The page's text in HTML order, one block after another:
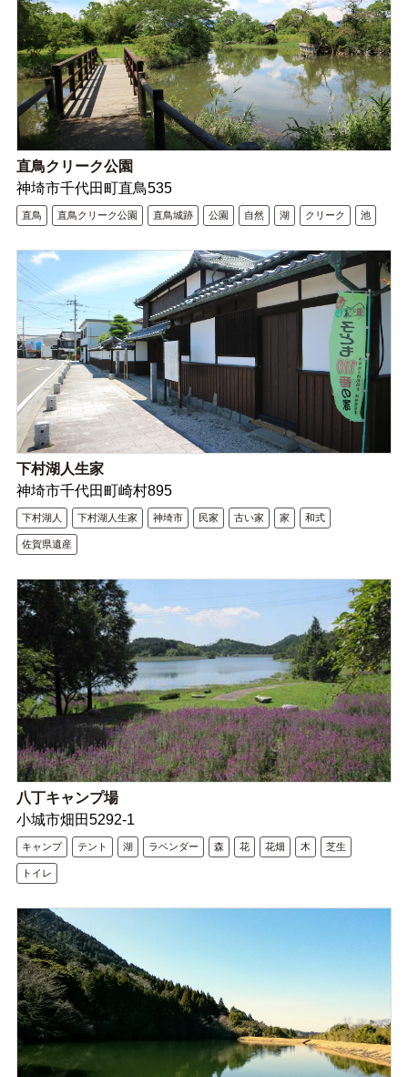
直鳥クリーク公園
神埼市千代田町直鳥535
直鳥 直鳥クリーク公園 直鳥城跡 公園 自然 湖 クリーク 池
下村湖人生家
神埼市千代田町崎村895
下村湖人 下村湖人生家 神埼市 民家 古い家 家 和式
佐賀県遺産
八丁キャンプ場
小城市畑田5292-1
キャンプ テント 湖 ラベンダー 森 花 花畑 木 芝生
トイレ